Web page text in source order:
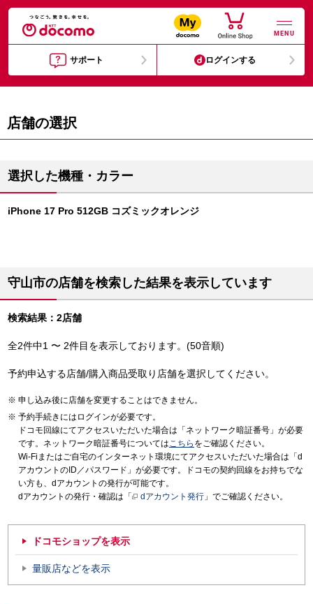
MENU
サポート ログインする
店舗の選択
選択した機種・カラー
iPhone 17 Pro 512GB コズミックオレンジ
守山市の店舗を検索した結果を表示しています
検索結果：2店舗
全2件中1 〜 2件目を表示しております。(50音順)
予約申込する店舗/購入商品受取り店舗を選択してください。
申し込み後に店舗を変更することはできません。
予約手続きにはログインが必要です。
ドコモ回線にてアクセスいただいた場合は「ネットワーク暗証番号」が必要
です。ネットワーク暗証番号についてはこちら をご確認ください。
Wi-Fiまたはご自宅のインターネット環境にてアクセスいただいた場合は「d
アカウントのID／パスワード」が必要です。ドコモの契約回線をお持ちでな
い方も、dアカウントの発行が可能です。
dアカウントの発行・確認は「
dアカウント発行 」でご確認ください。
ドコモショップを表示
量販店などを表示